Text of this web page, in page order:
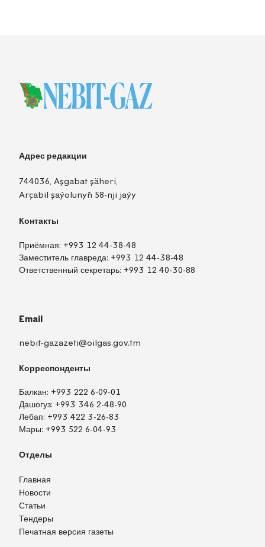
Адрес редакции
744036, Aşgabat şäheri,
Arçabil şaýolunyň 58-nji jaýy
Контакты
Приёмная: +993 12 44-38-48
Заместитель главреда: +993 12 44-38-48
Ответственный секретарь: +993 12 40-30-88
Email
nebit-gazazeti@oilgas.gov.tm
Корреспонденты
Балкан: +993 222 6-09-01
Дашогуз: +993 346 2-48-90
Лебап: +993 422 3-26-83
Мары: +993 522 6-04-93
Отделы
Главная
Новости
Статьи
Тендеры
Печатная версия газеты